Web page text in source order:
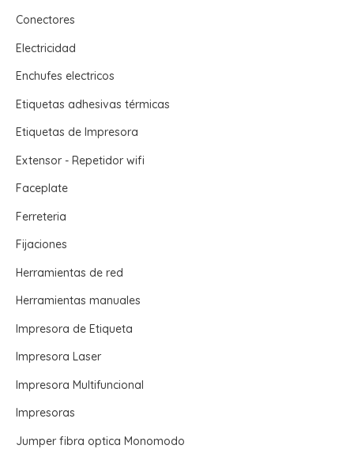
Conectores
Electricidad
Enchufes electricos
Etiquetas adhesivas térmicas
Etiquetas de Impresora
Extensor - Repetidor wifi
Faceplate
Ferreteria
Fijaciones
Herramientas de red
Herramientas manuales
Impresora de Etiqueta
Impresora Laser
Impresora Multifuncional
Impresoras
Jumper fibra optica Monomodo